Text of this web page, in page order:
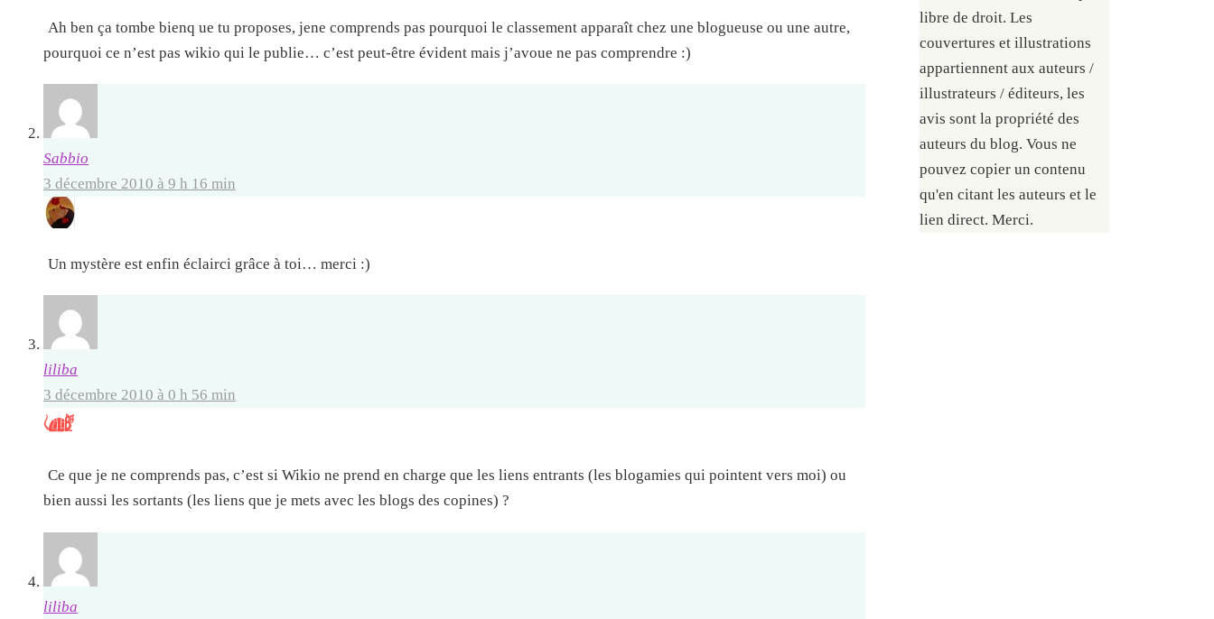
Ah ben ça tombe bienq ue tu proposes, jene comprends pas pourquoi le classement apparaît chez une blogueuse ou une autre,
pourquoi ce n’est pas wikio qui le publie… c’est peut-être évident mais j’avoue ne pas comprendre :)
Sabbio
3 décembre 2010 à 9 h 16 min
Un mystère est enfin éclairci grâce à toi… merci :)
liliba
3 décembre 2010 à 0 h 56 min
Ce que je ne comprends pas, c’est si Wikio ne prend en charge que les liens entrants (les blogamies qui pointent vers moi) ou
bien aussi les sortants (les liens que je mets avec les blogs des copines) ?
liliba
libre de droit. Les
couvertures et illustrations
appartiennent aux auteurs /
illustrateurs / éditeurs, les
avis sont la propriété des
auteurs du blog. Vous ne
pouvez copier un contenu
qu'en citant les auteurs et le
lien direct. Merci.